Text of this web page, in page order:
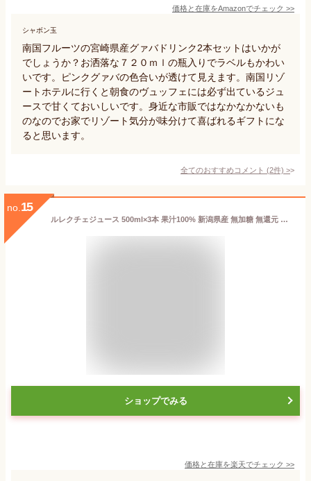
価格と在庫をAmazonでチェック >>
シャボン玉
南国フルーツの宮崎県産グァバドリンク2本セットはいかが
でしょうか？お洒落な７２０ｍｌの瓶入りでラベルもかわい
いです。ピンクグァバの色合いが透けて見えます。南国リゾ
ートホテルに行くと朝食のヴュッフェには必ず出ているジュ
ースで甘くておいしいです。身近な市販ではなかなかないも
のなのでお家でリゾート気分が味分けて喜ばれるギフトにな
ると思います。
全てのおすすめコメント (2件) >
no. 15
ルレクチェジュース 500ml×3本 果汁100% 新潟県産 無加糖 無還元 ストレートジュース 洋梨ジュース 果物ジュース フルーツジュース 梨 洋梨 誕生日 お祝い 内祝い お礼 お返し お歳暮 お年賀 ギフト プレゼント お取り寄せ 新潟県 ヤマヨ果樹園
ショップでみる
価格と在庫を楽天でチェック >>